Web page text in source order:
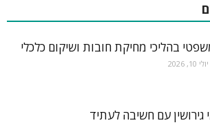
משפטי בהליכי מחיקת חובות ושיקום כלכלי
יולי 10, 2026
גירושין עם חשיבה לעתיד